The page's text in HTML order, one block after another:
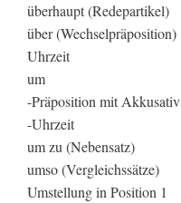
überhaupt (Redepartikel)
über (Wechselpräposition)
Uhrzeit
um
-Präposition mit Akkusativ
-Uhrzeit
um zu (Nebensatz)
umso (Vergleichssätze)
Umstellung in Position 1